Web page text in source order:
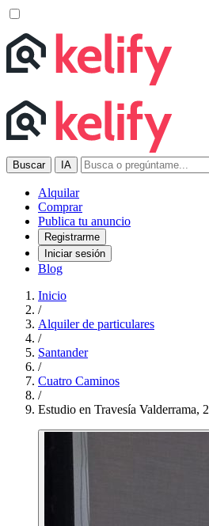
Buscar IA
Alquilar
Comprar
Publica tu anuncio
Registrarme
Iniciar sesión
Blog
Inicio
/
Alquiler de particulares
/
Santander
/
Cuatro Caminos
/
Estudio en Travesía Valderrama, 2